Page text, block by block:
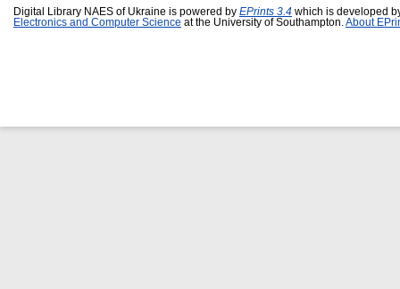
Digital Library NAES of Ukraine is powered by EPrints 3.4 which is developed
Electronics and Computer Science at the University of Southampton. About